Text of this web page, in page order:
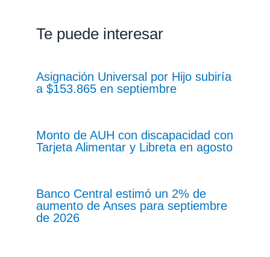
Te puede interesar
Asignación Universal por Hijo subiría
a $153.865 en septiembre
Monto de AUH con discapacidad con
Tarjeta Alimentar y Libreta en agosto
Banco Central estimó un 2% de
aumento de Anses para septiembre
de 2026